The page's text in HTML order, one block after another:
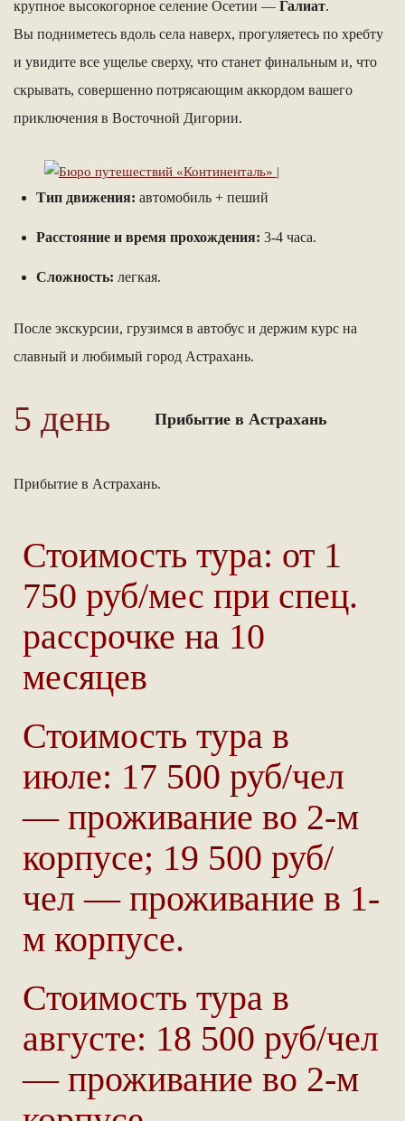
крупное высокогорное селение Осетии — Галиат.
Вы подниметесь вдоль села наверх, прогуляетесь по хребту
и увидите все ущелье сверху, что станет финальным и, что
скрывать, совершенно потрясающим аккордом вашего
приключения в Восточной Дигории.
Тип движения: автомобиль + пеший
Расстояние и время прохождения: 3-4 часа.
Сложность: легкая.
После экскурсии, грузимся в автобус и держим курс на
славный и любимый город Астрахань.
5 день Прибытие в Астрахань
Прибытие в Астрахань.
Стоимость тура: от 1
750 руб/мес при спец.
рассрочке на 10
месяцев
Стоимость тура в
июле: 17 500 руб/чел
— проживание во 2-м
корпусе; 19 500 руб/
чел — проживание в 1-
м корпусе.
Стоимость тура в
августе: 18 500 руб/чел
— проживание во 2-м